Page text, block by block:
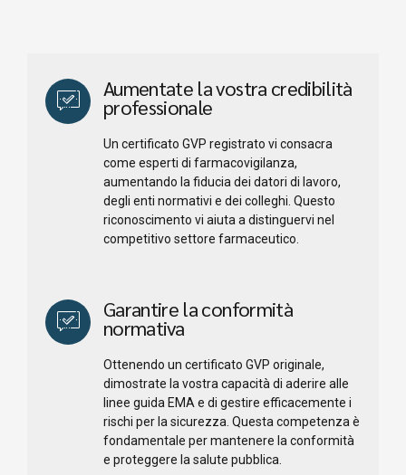
Aumentate la vostra credibilità
professionale
Un certificato GVP registrato vi consacra
come esperti di farmacovigilanza,
aumentando la fiducia dei datori di lavoro,
degli enti normativi e dei colleghi. Questo
riconoscimento vi aiuta a distinguervi nel
competitivo settore farmaceutico.
Garantire la conformità
normativa
Ottenendo un certificato GVP originale,
dimostrate la vostra capacità di aderire alle
linee guida EMA e di gestire efficacemente i
rischi per la sicurezza. Questa competenza è
fondamentale per mantenere la conformità
e proteggere la salute pubblica.